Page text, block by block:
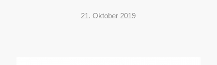
21. Oktober 2019